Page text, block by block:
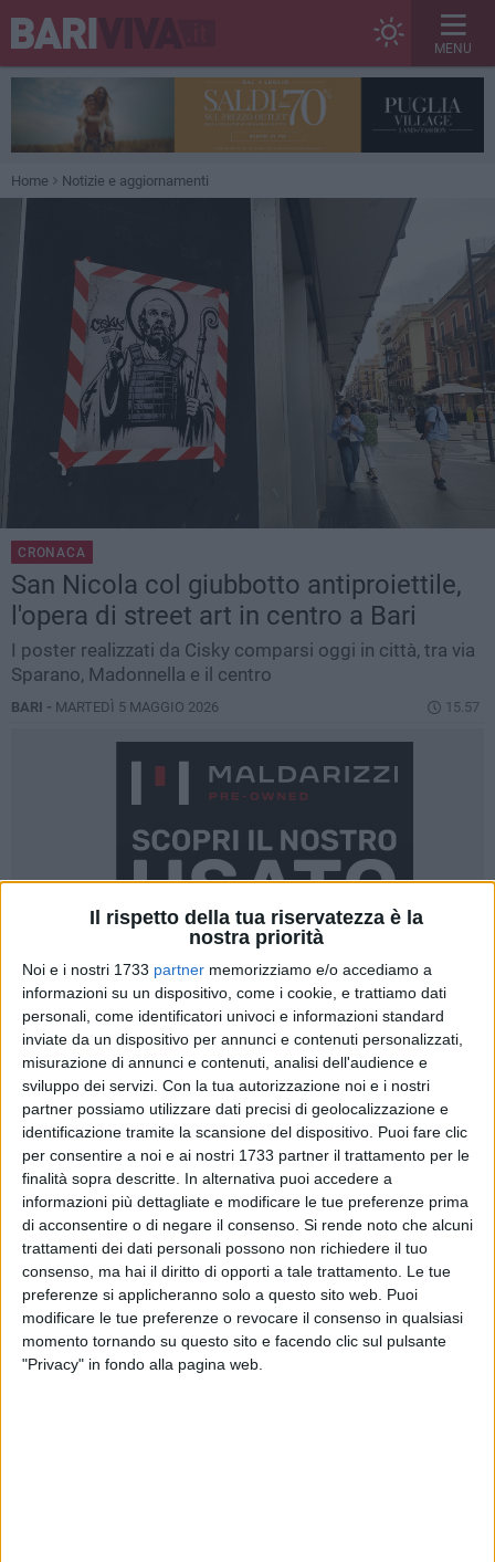
Il rispetto della tua riservatezza è la
nostra priorità
Noi e i nostri 1733 partner memorizziamo e/o accediamo a
informazioni su un dispositivo, come i cookie, e trattiamo dati
personali, come identificatori univoci e informazioni standard
inviate da un dispositivo per annunci e contenuti personalizzati,
misurazione di annunci e contenuti, analisi dell'audience e
sviluppo dei servizi. Con la tua autorizzazione noi e i nostri
partner possiamo utilizzare dati precisi di geolocalizzazione e
identificazione tramite la scansione del dispositivo. Puoi fare clic
per consentire a noi e ai nostri 1733 partner il trattamento per le
finalità sopra descritte. In alternativa puoi accedere a
informazioni più dettagliate e modificare le tue preferenze prima
di acconsentire o di negare il consenso. Si rende noto che alcuni
trattamenti dei dati personali possono non richiedere il tuo
consenso, ma hai il diritto di opporti a tale trattamento. Le tue
preferenze si applicheranno solo a questo sito web. Puoi
modificare le tue preferenze o revocare il consenso in qualsiasi
momento tornando su questo sito e facendo clic sul pulsante
"Privacy" in fondo alla pagina web.
MENU
Home Notizie e aggiornamenti
CRONACA
San Nicola col giubbotto antiproiettile,
l'opera di street art in centro a Bari
I poster realizzati da Cisky comparsi oggi in città, tra via
Sparano, Madonnella e il centro
BARI - MARTEDÌ 5 MAGGIO 2026 15.57
A cura di
ELGA MONTANI
«Forse in questo momento siamo noi a dover proteggere san
Nicola e non il contrario».
Con queste parole lo street artist barese Cisky (al secolo
Francesco Gabriele) spiega ciò che lo ha portato a
raffigurare il santo patrono con il giubbotto antiproiettile in
alcuni poster comparsi oggi in città. Dieci in tutto per ora
(ma non è detto che non compaiano altri) affissi tra via